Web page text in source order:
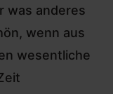
was anderes
wenn aus
wesentliche